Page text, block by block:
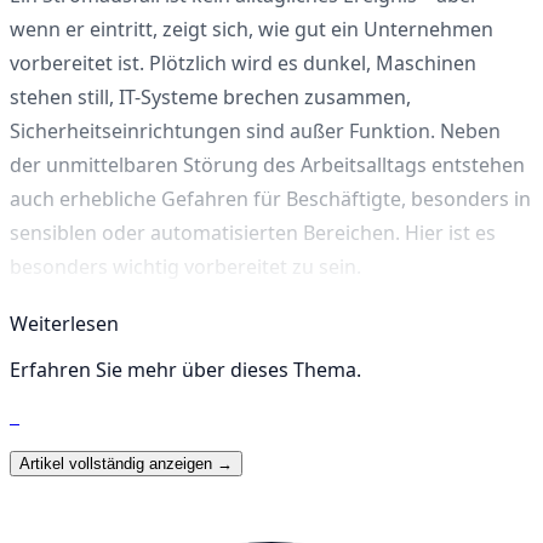
wenn er eintritt, zeigt sich, wie gut ein Unternehmen
vorbereitet ist. Plötzlich wird es dunkel, Maschinen
stehen still, IT-Systeme brechen zusammen,
Sicherheitseinrichtungen sind außer Funktion. Neben
der unmittelbaren Störung des Arbeitsalltags entstehen
auch erhebliche Gefahren für Beschäftigte, besonders in
sensiblen oder automatisierten Bereichen. Hier ist es
besonders wichtig vorbereitet zu sein.
| Die Ursachen
von technischen Defekten bis hin zu großflächigen
Netzstörungen:
Weiterlesen
Erfahren Sie mehr über dieses Thema.
Artikel vollständig anzeigen →